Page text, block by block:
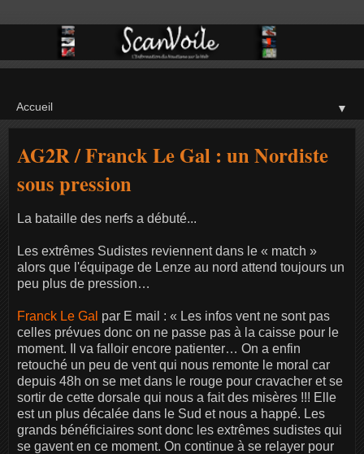
▼
AG2R / Franck Le Gal : un Nordiste
sous pression
La bataille des nerfs a débuté...
Les extrêmes Sudistes reviennent dans le « match »
alors que l'équipage de Lenze au nord attend toujours un
peu plus de pression…
Franck Le Gal par E mail : « Les infos vent ne sont pas
celles prévues donc on ne passe pas à la caisse pour le
moment. Il va falloir encore patienter… On a enfin
retouché un peu de vent qui nous remonte le moral car
depuis 48h on se met dans le rouge pour cravacher et se
sortir de cette dorsale qui nous a fait des misères !!! Elle
est un plus décalée dans le Sud et nous a happé. Les
grands bénéficiaires sont donc les extrêmes sudistes qui
se gavent en ce moment. On continue à se relayer pour